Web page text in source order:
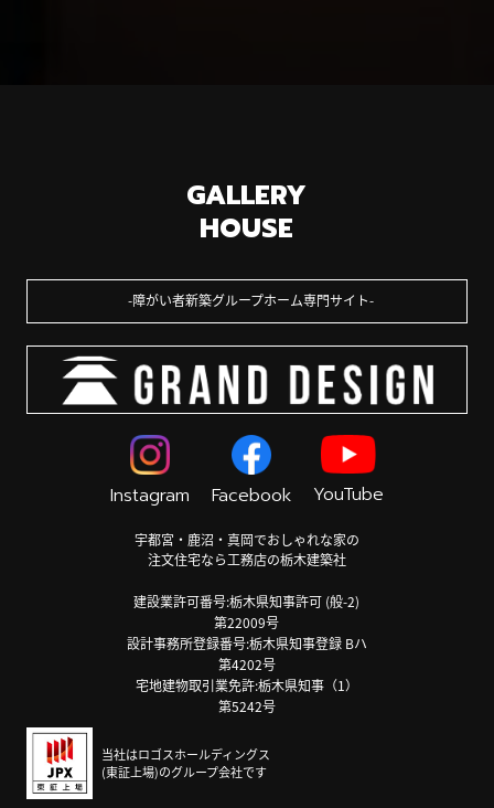
GALLERY
HOUSE
障がい者新築グループホーム専門サイト
Instagram Facebook YouTube
宇都宮・鹿沼・真岡でおしゃれな家の
注文住宅なら工務店の栃木建築社
建設業許可番号:栃木県知事許可 (般-2)
第22009号
設計事務所登録番号:栃木県知事登録 Bハ
第4202号
宅地建物取引業免許:栃木県知事（1）
第5242号
当社はロゴスホールディングス
(東証上場)のグループ会社です